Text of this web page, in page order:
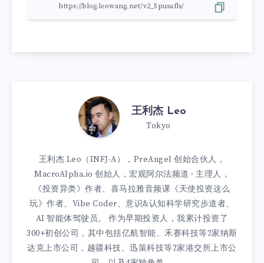
王利杰 Leo
Tokyo
王利杰 Leo（INFJ-A），PreAngel 创始合伙人，
MacroAlpha.io 创始人，宏观阿尔法频道 · 主理人，
《投资异类》作者、喜马拉雅音频课《天使投资这么
玩》作者、Vibe Coder、意识&认知科学研究步道者、
AI 智能体驾驶员。 作为早期投资人，我累计投资了
300+初创公司，其中包括亿航智能、禾赛科技等2家纳斯
达克上市公司，越疆科技、迅策科技等2家港交所上市公